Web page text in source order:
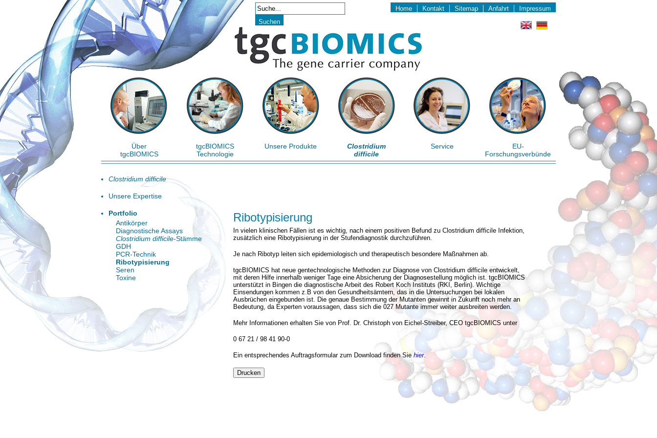
Home Kontakt Sitemap Anfahrt Impressum
Über
tgcBIOMICS
tgcBIOMICS
Technologie
Unsere Produkte
Clostridium
difficile
Clostridium difficile
Unsere Expertise
Portfolio
Antikörper
Diagnostische Assays
Clostridium difficile-Stämme
GDH
PCR-Technik
Ribotypisierung
Seren
Toxine
Service
EU-
Forschungsverbünde
Ribotypisierung
In vielen klinischen Fällen ist es wichtig, nach einem positiven Befund zu Clostridium difficile Infektion,
zusätzlich eine Ribotypisierung in der Stufendiagnostik durchzuführen.
Je nach Ribotyp leiten sich epidemiologisch und therapeutisch besondere Maßnahmen ab.
tgcBIOMICS hat neue gentechnologische Methoden zur Diagnose von Clostridium difficile entwickelt,
mit deren Hilfe innerhalb weniger Tage eine Absicherung der Diagnosestellung möglich ist. tgcBIOMICS
unterstützt in Bingen die diagnostische Arbeit des Robert Koch Instituts (RKI, Berlin). Wichtige
Einsendungen kommen z.B von den Gesundheitsämtern, das in die Untersuchungen bei lokalen
Ausbrüchen eingebunden ist. Die genaue Bestimmung der Mutanten gewinnt in Zukunft noch mehr an
Bedeutung, da Experten voraussagen, dass sich die 027 Mutante immer weiter ausbreiten werden.
Mehr Informationen erhalten Sie von Prof. Dr. Christoph von Eichel-Streiber, CEO tgcBIOMICS unter
0 67 21 / 98 41 90-0
Ein entsprechendes Auftragsformular zum Download finden Siehier.
Drucken